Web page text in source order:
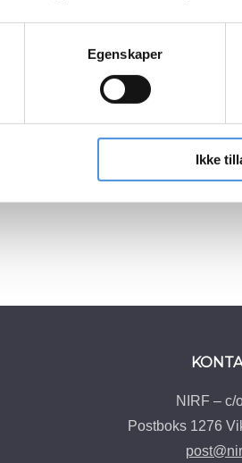
Egenskaper
Ikke
NIRF – c/
Postboks 1276